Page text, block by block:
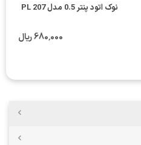
نوک اتود پنتر 0.5 مدل PL 207
680٬000 ریال